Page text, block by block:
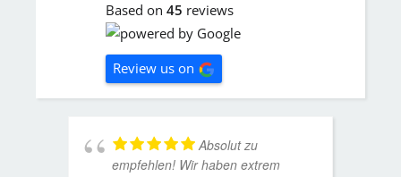
Based on 45 reviews
Review us on
Absolut zu
empfehlen! Wir haben extrem